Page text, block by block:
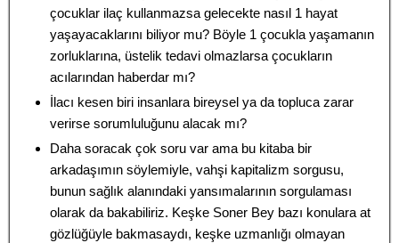
çocuklar ilaç kullanmazsa gelecekte nasıl 1 hayat
yaşayacaklarını biliyor mu? Böyle 1 çocukla yaşamanın
zorluklarına, üstelik tedavi olmazlarsa çocukların
acılarından haberdar mı?
İlacı kesen biri insanlara bireysel ya da topluca zarar
verirse sorumluluğunu alacak mı?
Daha soracak çok soru var ama bu kitaba bir
arkadaşımın söylemiyle, vahşi kapitalizm sorgusu,
bunun sağlık alanındaki yansımalarının sorgulaması
olarak da bakabiliriz. Keşke Soner Bey bazı konulara at
gözlüğüyle bakmasaydı, keşke uzmanlığı olmayan